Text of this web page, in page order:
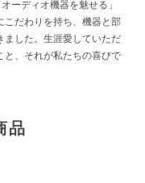
ーディオ機器を魅せる」
こだわりを持ち、機器と部
ました。生涯愛していただ
と、それが私たちの喜びで
品